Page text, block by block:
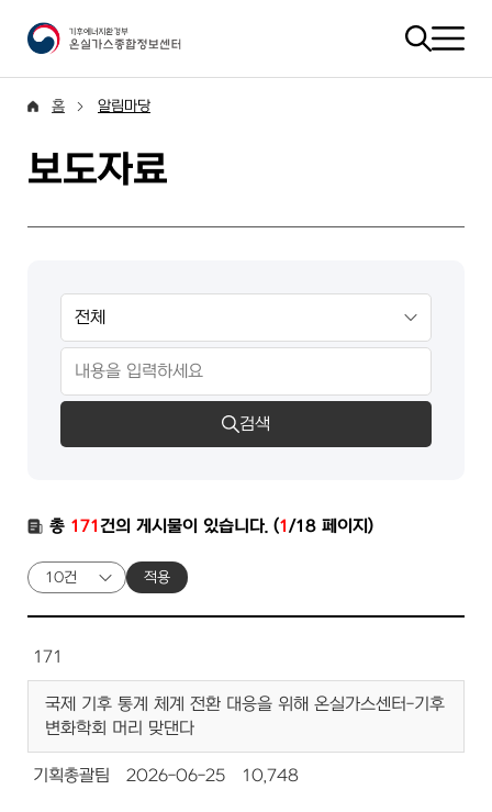
홈 알림마당
보도자료
검색
총 171건의 게시물이 있습니다. (1/18 페이지)
적용
171
국제 기후 통계 체계 전환 대응을 위해 온실가스센터-기후
변화학회 머리 맞댄다
기획총괄팀 2026-06-25 10,748